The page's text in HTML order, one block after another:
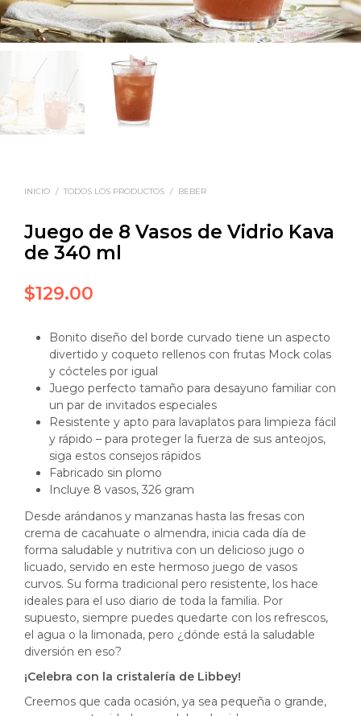
INICIO / TODOS LOS PRODUCTOS / BEBER
Juego de 8 Vasos de Vidrio Kava
de 340 ml
$129.00
Bonito diseño del borde curvado tiene un aspecto
divertido y coqueto rellenos con frutas Mock colas
y cócteles por igual
Juego perfecto tamaño para desayuno familiar con
un par de invitados especiales
Resistente y apto para lavaplatos para limpieza fácil
y rápido – para proteger la fuerza de sus anteojos,
siga estos consejos rápidos
Fabricado sin plomo
Incluye 8 vasos, 326 gram
Desde arándanos y manzanas hasta las fresas con
crema de cacahuate o almendra, inicia cada día de
forma saludable y nutritiva con un delicioso jugo o
licuado, servido en este hermoso juego de vasos
curvos. Su forma tradicional pero resistente, los hace
ideales para el uso diario de toda la familia. Por
supuesto, siempre puedes quedarte con los refrescos,
el agua o la limonada, pero ¿dónde está la saludable
diversión en eso?
¡Celebra con la cristalería de Libbey!
Creemos que cada ocasión, ya sea pequeña o grande,